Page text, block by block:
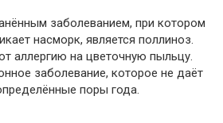
заболеванием, при котором
насморк, является поллиноз.
аллергию на цветочную пыльцу.
заболевание, которое не даёт
поры года.